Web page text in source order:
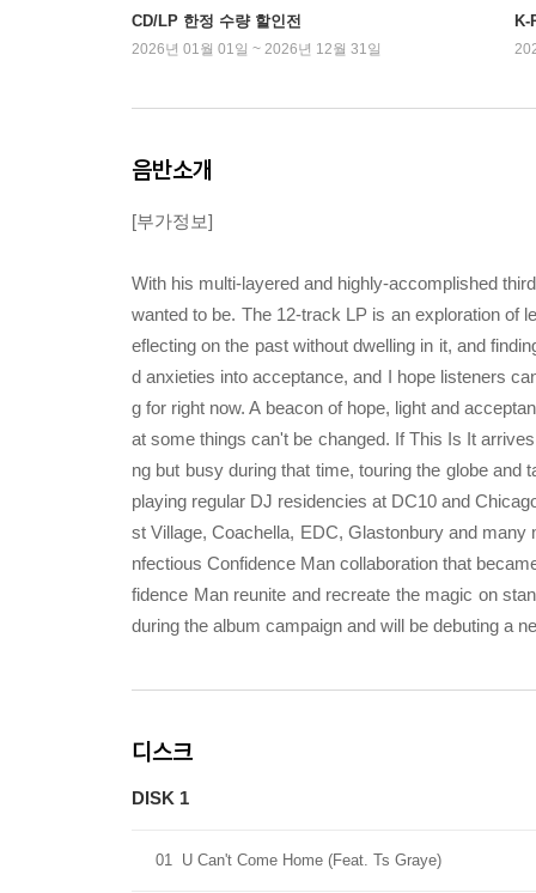
CD/LP 한정 수량 할인전
2026년 01월 01일 ~ 2026년 12월 31일
K-
음반소개
[부가정보]
With his multi-layered and highly-accomplished
wanted to be. The 12-track LP is an exploration of
eflecting on the past without dwelling in it, and
d anxieties into acceptance, and I hope listeners
g for right now. A beacon of hope, light and
at some things can't be changed. If This Is It
ng but busy during that time, touring the globe
playing regular DJ residencies at DC10 and
st Village, Coachella, EDC, Glastonbury and
nfectious Confidence Man collaboration that
fidence Man reunite and recreate the magic on
during the album campaign and will be debuting a
디스크
DISK 1
01 U Can't Come Home (Feat. Ts Graye)